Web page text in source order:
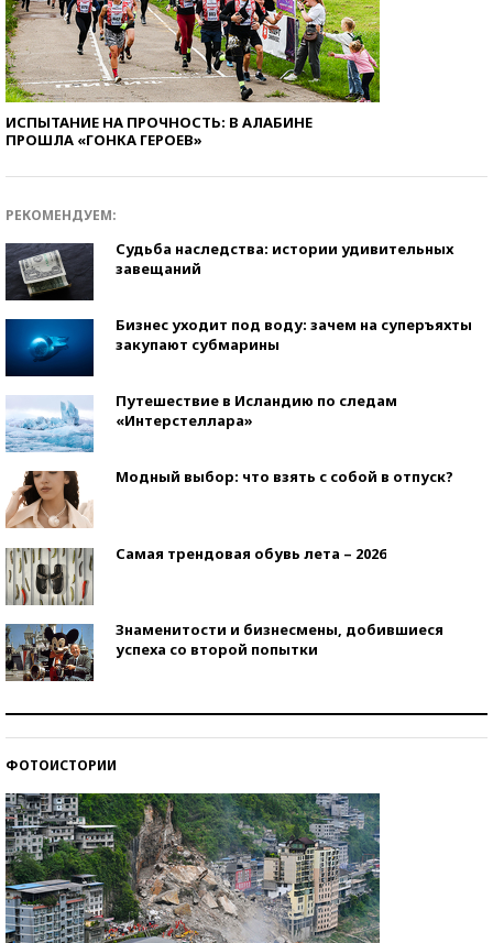
ИСПЫТАНИЕ НА ПРОЧНОСТЬ: В АЛАБИНЕ
ПРОШЛА «ГОНКА ГЕРОЕВ»
РЕКОМЕНДУЕМ:
Судьба наследства: истории удивительных
завещаний
Бизнес уходит под воду: зачем на суперъяхты
закупают субмарины
Путешествие в Исландию по следам
«Интерстеллара»
Модный выбор: что взять с собой в отпуск?
Самая трендовая обувь лета – 2026
Знаменитости и бизнесмены, добившиеся
успеха со второй попытки
ФОТОИСТОРИИ